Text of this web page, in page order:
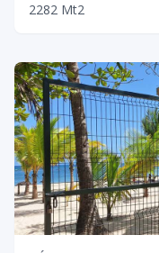
2282 Mt2